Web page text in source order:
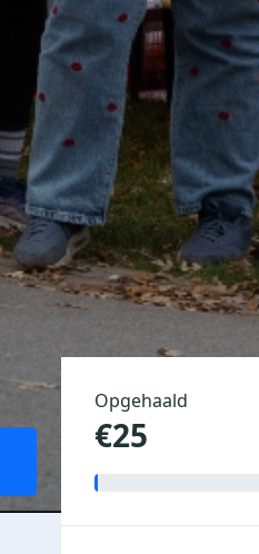
Opgehaald
€25